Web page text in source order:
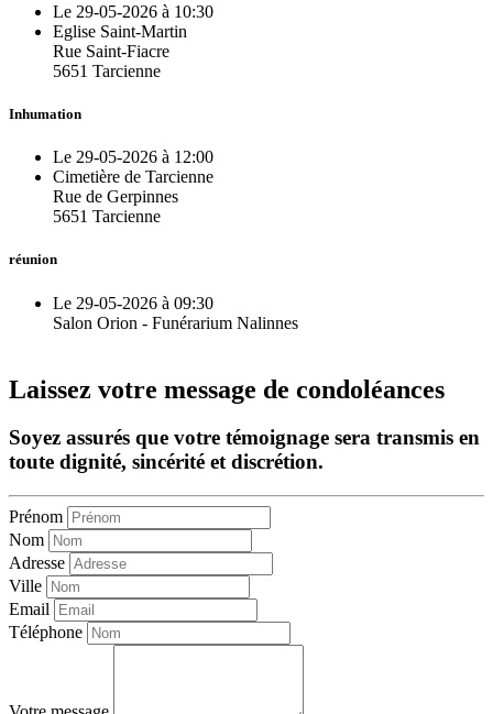
Le 29-05-2026 à 10:30
Eglise Saint-Martin
Rue Saint-Fiacre
5651 Tarcienne
Inhumation
Le 29-05-2026 à 12:00
Cimetière de Tarcienne
Rue de Gerpinnes
5651 Tarcienne
réunion
Le 29-05-2026 à 09:30
Salon Orion - Funérarium Nalinnes
Laissez votre message de condoléances
Soyez assurés que votre témoignage sera transmis en
toute dignité, sincérité et discrétion.
Prénom
Nom
Adresse
Ville
Email
Téléphone